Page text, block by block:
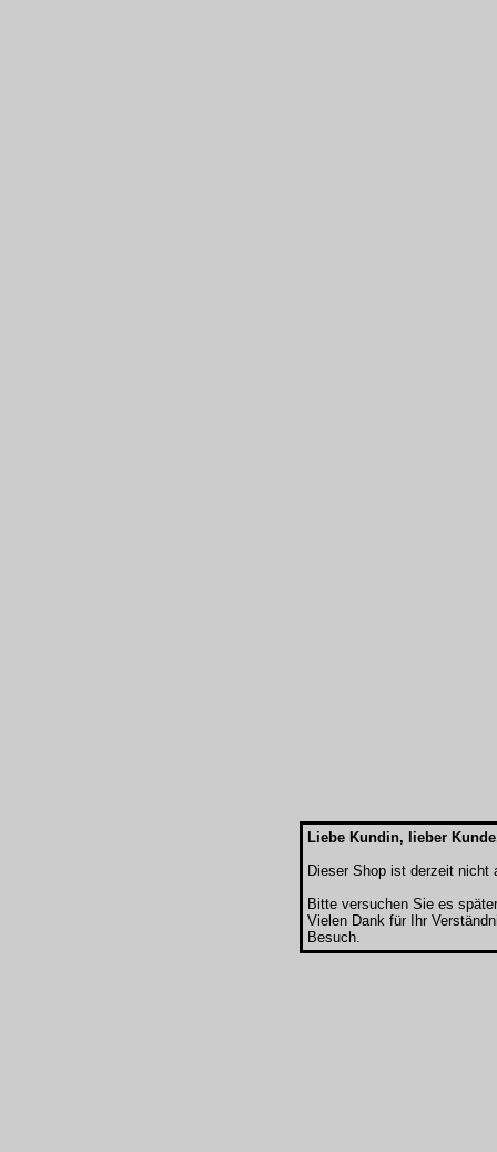
Liebe Kundin, lieber
Dieser Shop ist derzeit nicht
Bitte versuchen Sie es
Vielen Dank für Ihr
Besuch.